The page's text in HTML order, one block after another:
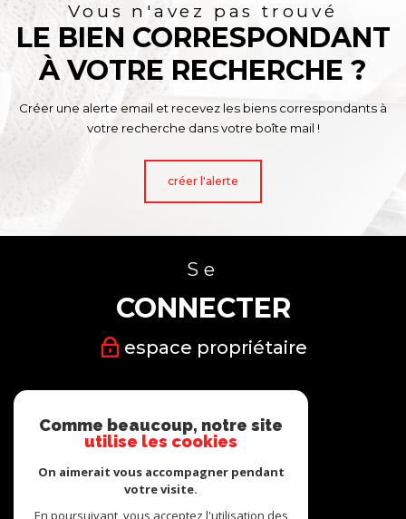
Vous n'avez pas trouvé
LE BIEN CORRESPONDANT
À VOTRE RECHERCHE ?
Créer une alerte email et recevez les biens correspondants à
votre recherche dans votre boîte mail !
créer l'alerte
Se
CONNECTER
espace propriétaire
SUIVRE
Comme beaucoup, notre site
utilise les cookies
On aimerait vous accompagner pendant
votre visite.
En poursuivant, vous acceptez l'utilisation des